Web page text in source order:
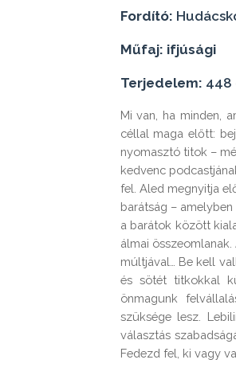
Fordító:
Műfaj: ifjúsági
Terjedelem: 448
Mi van, ha minden,
céllal maga előtt:
nyomasztó titok –
kedvenc
fel. Aled megnyitja
barátság –
a barátok között
álmai
múltjával… Be kell
és sötét titkokkal
önmagunk
szüksége lesz.
választás
Fedezd fel, ki vagy